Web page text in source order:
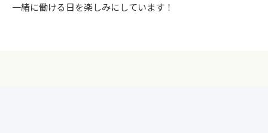
一緒に働ける日を楽しみにしています！